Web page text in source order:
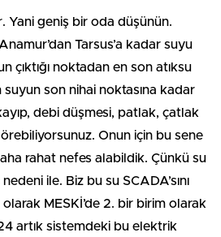
Yani geniş bir oda düşünün.
Tarsus’a kadar suyu
çıktığı noktadan en son atıksu
suyun son nihai noktasına kadar
debi düşmesi, patlak, çatlak
Onun için bu sene
rahat nefes alabildik. Çünkü su
nedeni ile. Biz bu su SCADA’sını
olarak MESKİ’de 2. bir birim olarak
artık sistemdeki bu elektrik